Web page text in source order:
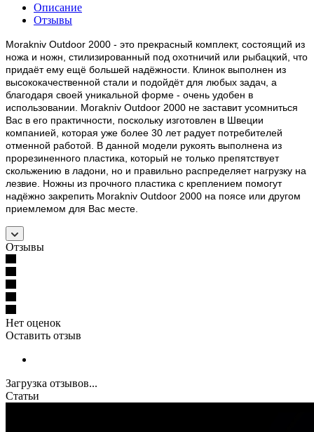
Описание
Отзывы
Morakniv Outdoor 2000 - это прекрасный комплект, состоящий из
ножа и ножн, стилизированный под охотничий или рыбацкий, что
придаёт ему ещё большей надёжности. Клинок выполнен из
высококачественной стали и подойдёт для любых задач, а
благодаря своей уникальной форме - очень удобен в
использовании. Morakniv Outdoor 2000 не заставит усомниться
Вас в его практичности, поскольку изготовлен в Швеции
компанией, которая уже более 30 лет радует потребителей
отменной работой. В данной модели рукоять выполнена из
прорезиненного пластика, который не только препятствует
скольжению в ладони, но и правильно распределяет нагрузку на
лезвие. Ножны из прочного пластика с креплением помогут
надёжно закрепить Morakniv Outdoor 2000 на поясе или другом
приемлемом для Вас месте.
Отзывы
Нет оценок
Оставить отзыв
Загрузка отзывов...
Статьи